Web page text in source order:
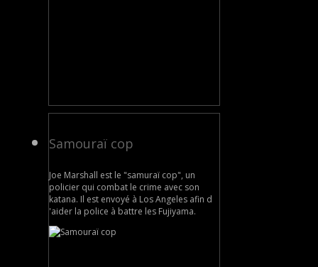
Samouraï cop
Joe Marshall est le "samuraï cop", un
policier qui combat le crime avec son
katana. Il est envoyé à Los Angeles afin d
'aider la police à battre les Fujiyama.